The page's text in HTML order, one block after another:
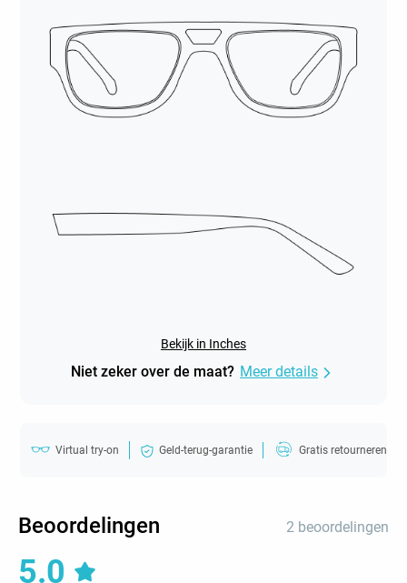
Bekijk in Inches
Niet zeker over de maat? Meer details
Virtual try-on Geld-terug-garantie Gratis retourneren
Beoordelingen 2 beoordelingen
5.0